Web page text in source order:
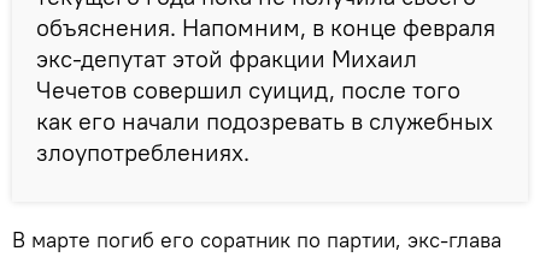
объяснения. Напомним, в конце февраля
экс-депутат этой фракции Михаил
Чечетов совершил суицид, после того
как его начали подозревать в служебных
злоупотреблениях.
В марте погиб его соратник по партии, экс-глава